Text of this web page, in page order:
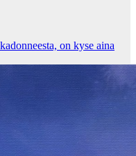
on kyse aina